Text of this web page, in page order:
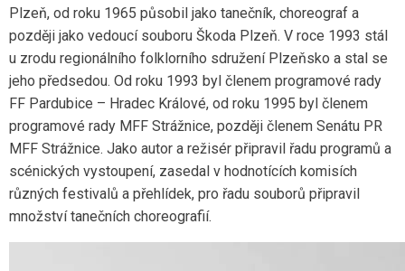
Plzeň, od roku 1965 působil jako tanečník, choreograf a
později jako vedoucí souboru Škoda Plzeň. V roce 1993 stál
u zrodu regionálního folklorního sdružení Plzeňsko a stal se
jeho předsedou. Od roku 1993 byl členem programové rady
FF Pardubice – Hradec Králové, od roku 1995 byl členem
programové rady MFF Strážnice, později členem Senátu PR
MFF Strážnice. Jako autor a režisér připravil řadu programů a
scénických vystoupení, zasedal v hodnotících komisích
různých festivalů a přehlídek, pro řadu souborů připravil
množství tanečních choreografií.